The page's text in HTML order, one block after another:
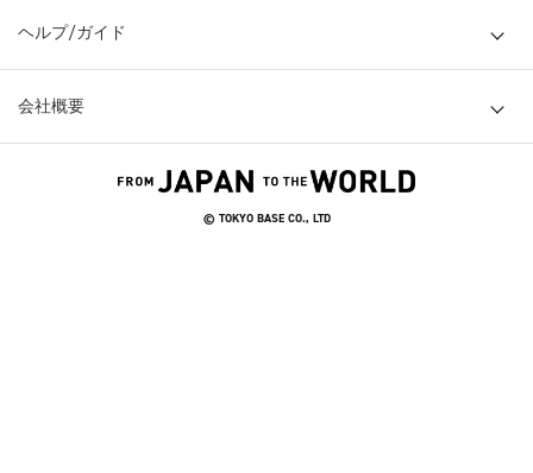
ヘルプ/ガイド
会社概要
© TOKYO BASE CO., LTD